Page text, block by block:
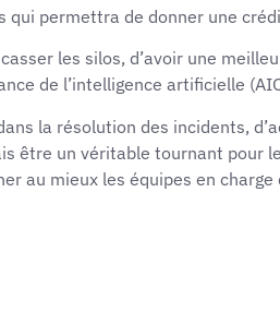
permettra de donner une
les silos, d’avoir une
de l’intelligence artificielle
la résolution des incidents,
être un véritable tournant pour
au mieux les équipes en